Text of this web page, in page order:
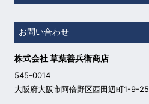
お問い合わせ
株式会社 草葉善兵衛商店
545-0014
大阪府大阪市阿倍野区西田辺町1-9-25